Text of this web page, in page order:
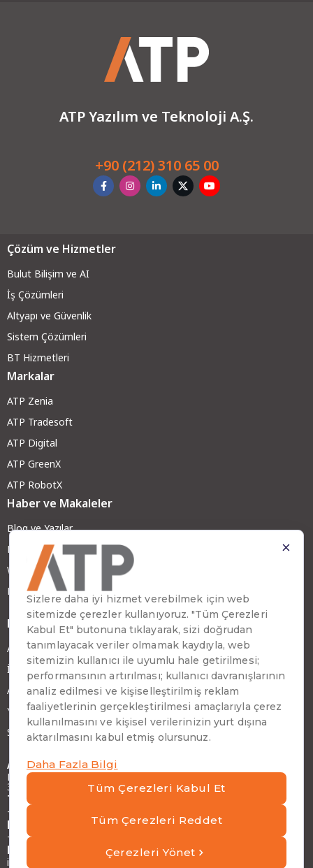
ATP Yazılım ve Teknoloji A.Ş.
+90 (212) 310 65 00
Çözüm ve Hizmetler
Bulut Bilişim ve AI
İş Çözümleri
Altyapı ve Güvenlik
Sistem Çözümleri
BT Hizmetleri
Markalar
ATP Zenia
ATP Tradesoft
ATP Digital
ATP GreenX
ATP RobotX
Haber ve Makaleler
Blog ve Yazılar
Haberler
Webinar ve Teknoloji Sohbetleri
Başarı Hikayeleri
Daha Fazla
ATP Hakkında
İş Ortağımız Olun
ATP Kariyer
Yatırımcı İlişkileri
Sürdürülebilirlik
Adres
Emirhan Cad. No:109 Kat:9 Atakule,
34349 Beşiktaş, İstanbul, Türkiye
Telefon
+90 (212) 310 65 00
Faks
+90 (212) 310 65 64
E-posta
info@atptech.com